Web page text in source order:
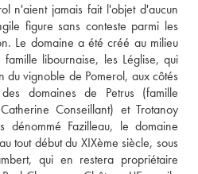
n'aient jamais fait l'objet d'aucun
figure sans conteste parmi les
Le domaine a été créé au milieu
libournaise, les Léglise, qui
du vignoble de Pomerol, aux côtés
domaines de Petrus (famille
Conseillant) et Trotanoy
dénommé Fazilleau, le domaine
tout début du XIXème siècle, sous
qui en restera propriétaire